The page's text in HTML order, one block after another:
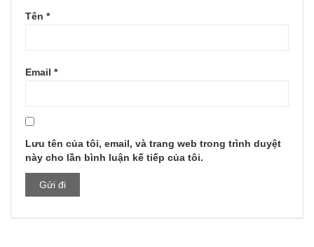
Tên *
Email *
Lưu tên của tôi, email, và trang web trong trình duyệt
này cho lần bình luận kế tiếp của tôi.